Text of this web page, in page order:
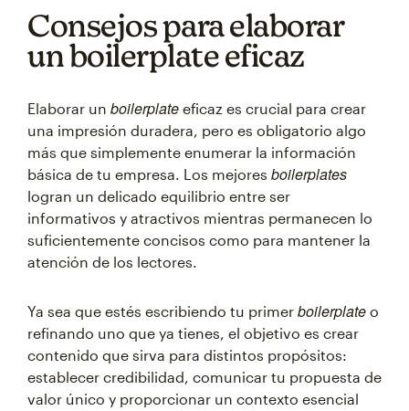
Consejos para elaborar
un boilerplate eficaz
Elaborar un boilerplate eficaz es crucial para crear
una impresión duradera, pero es obligatorio algo
más que simplemente enumerar la información
básica de tu empresa. Los mejores boilerplates
logran un delicado equilibrio entre ser
informativos y atractivos mientras permanecen lo
suficientemente concisos como para mantener la
atención de los lectores.
Ya sea que estés escribiendo tu primer boilerplate o
refinando uno que ya tienes, el objetivo es crear
contenido que sirva para distintos propósitos:
establecer credibilidad, comunicar tu propuesta de
valor único y proporcionar un contexto esencial